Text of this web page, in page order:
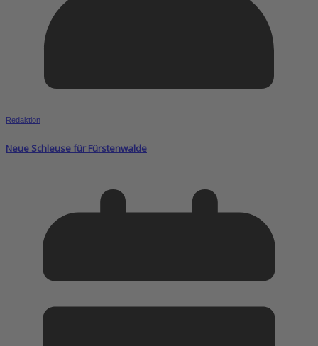
Redaktion
Neue Schleuse für Fürstenwalde